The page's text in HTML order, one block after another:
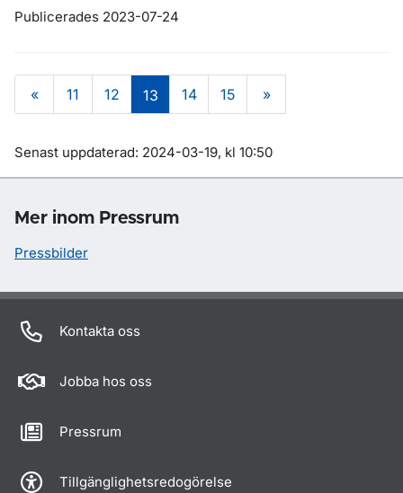
Publicerades 2023-07-24
« 11 12 13 14 15 »
Om sidan
Senast uppdaterad: 2024-03-19, kl 10:50
Mer inom Pressrum
Pressbilder
Kontakta oss
Jobba hos oss
Pressrum
Tillgänglighetsredogörelse